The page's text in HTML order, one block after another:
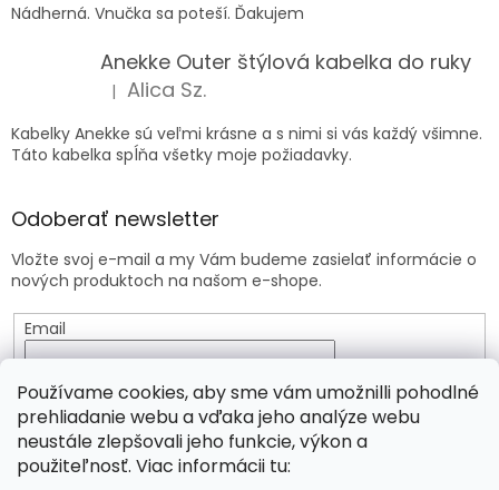
Používame cookies, aby sme vám umožnilli pohodlné
prehliadanie webu a vďaka jeho analýze webu
neustále zlepšovali jeho funkcie, výkon a
použiteľnosť. Viac informácii tu:
Nádherná. Vnučka sa poteší. Ďakujem
Anekke Outer štýlová kabelka do ruky
Hodnotenie produktu je 5 z 5 hviezdičiek.
| Alica Sz.
Kabelky Anekke sú veľmi krásne a s nimi si vás každý všimne.
Táto kabelka spĺňa všetky moje požiadavky.
Odoberať newsletter
Vložte svoj e-mail a my Vám budeme zasielať informácie o
nových produktoch na našom e-shope.
Email
osobných údajov
PRIHLÁSIŤ SA